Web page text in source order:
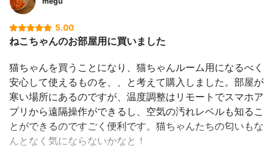
5.00
ねこちゃんのお部屋用に買いました
猫ちゃんを買うことになり、猫ちゃんルーム用になるべく
安心して使えるものを、、と考えて購入しました。部屋が
寒い場所にあるのですが、温度調整はリモートでスマホア
プリから遠隔操作ができるし、空気の汚れレベルも知るこ
とができるのですごく便利です。猫ちゃんたちの匂いもな
んとなく気にならないかなと！